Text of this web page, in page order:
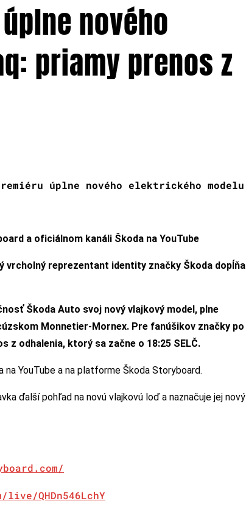
nového
priamy prenos z
úplne nového elektrického modelu
a oficiálnom kanáli Škoda na YouTube
vrcholný reprezentant identity značky Škoda dopĺňa
Škoda Auto svoj nový vlajkový model, plne
Monnetier-Mornex. Pre fanúšikov značky po
z odhalenia, ktorý sa začne o 18:25 SELČ.
YouTube a na platforme Škoda Storyboard.
ďalší pohľad na novú vlajkovú loď a naznačuje jej nový
QHDn546LchY